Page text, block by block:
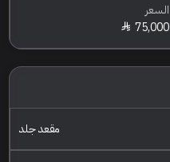
السعر
75,000
مقعد جلد